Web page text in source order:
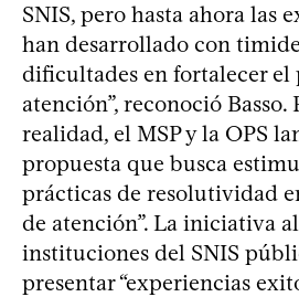
SNIS, pero hasta ahora las
han desarrollado con
dificultades en fortalecer
atención”, reconoció Basso.
realidad, el MSP y la OPS
propuesta que busca
prácticas de resolutividad
de atención”. La iniciativa
instituciones del SNIS
presentar “experiencias